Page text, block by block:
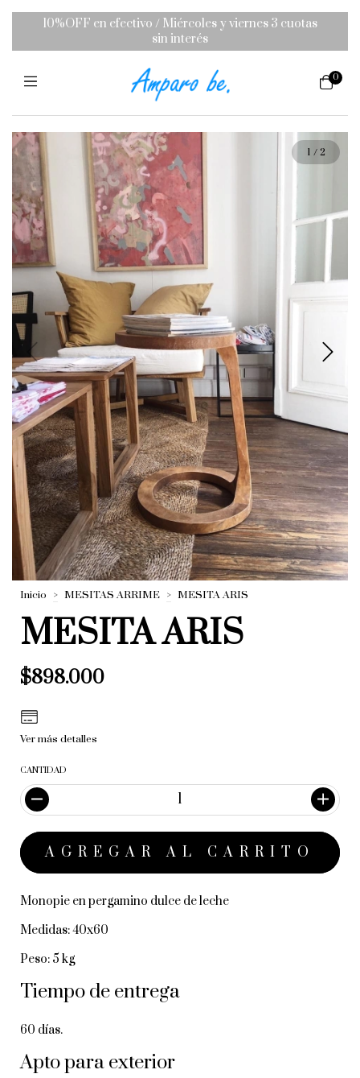
10%OFF en efectivo / Miércoles y viernes 3 cuotas
sin interés
0
1 /2
Inicio > MESITAS ARRIME > MESITA ARIS
MESITA ARIS
$898.000
Ver más detalles
CANTIDAD
Monopie en pergamino dulce de leche
Medidas: 40x60
Peso: 5 kg
Tiempo de entrega
60 días.
Apto para exterior